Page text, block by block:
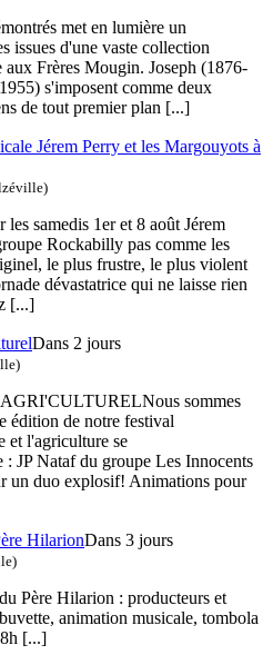
met en lumière un
issues d'une vaste collection
aux Frères Mougin. Joseph (1876-
s'imposent comme deux
de tout premier plan [...]
Jérem Perry et les Margouyots à
samedis 1er et 8 août Jérem
Rockabilly pas comme les
le plus frustre, le plus violent
dévastatrice qui ne laisse rien
[...]
Dans 2 jours
sommes
édition de notre festival
et l'agriculture se
: JP Nataf du groupe Les Innocents
un duo explosif! Animations pour
HilarionDans 3 jours
Père Hilarion : producteurs et
animation musicale, tombola
[...]